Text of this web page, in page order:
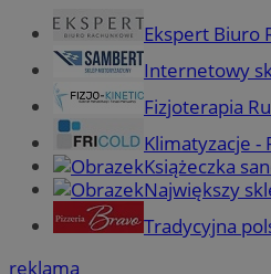
Ekspert Biuro
Internetowy
Fizjoterapia
Klimatyzacje -
Książeczka
Największy
Tradycyjna
reklama